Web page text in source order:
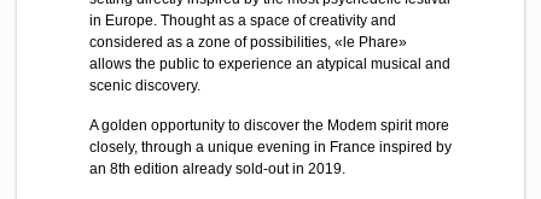
in Europe. Thought as a space of creativity and
considered as a zone of possibilities, «le Phare»
allows the public to experience an atypical musical and
scenic discovery.
A golden opportunity to discover the Modem spirit more
closely, through a unique evening in France inspired by
an 8th edition already sold-out in 2019.